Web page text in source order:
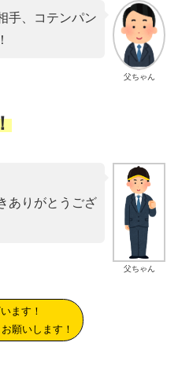
父ちゃん
手、コテンパン
父ちゃん
ありがとうござ
ます！
願いします！